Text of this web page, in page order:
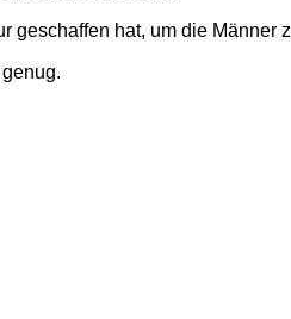
geschaffen hat, um die Männer